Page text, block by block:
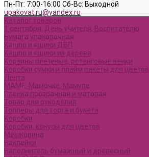
Пн-Пт: 7:00-16:00 Cб-Вс: Выходной
upakovat.ru@yandex.ru
Каталог товаров
1 сентября, День учителя, Воспитателю
Бумага упаковочная
Кашпо и ящики ДВП
Кашпо и ящики из дерева
Корзины плетеные, ротанговые венки
Коробки сумки и плайм пакеты для цветов
Лента
МАМЕ, Мамочке, Мамуле
Пленка прозрачная и матовая
Товар для рукоделия
Топперы для торта и букета
Коробки
Коробки, конусы для цветов
Мешковина
Наклейки
Наполнитель бумажный и древесный